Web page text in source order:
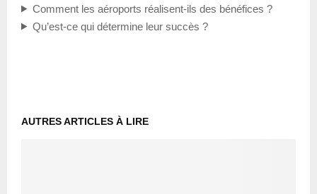
Comment les aéroports réalisent-ils des bénéfices ?
Qu’est-ce qui détermine leur succès ?
AUTRES ARTICLES À LIRE